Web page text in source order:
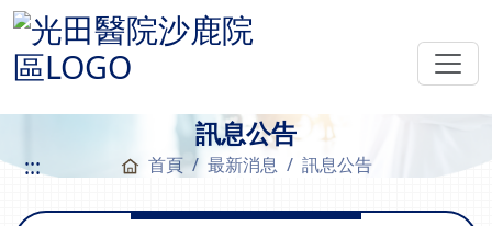
訊息公告
::: 首頁 最新消息 訊息公告